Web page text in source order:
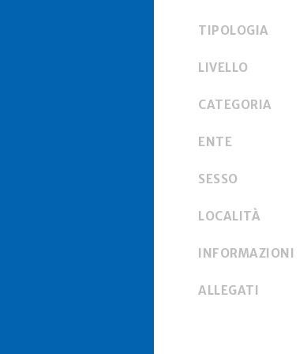
TIPOLOGIA
LIVELLO
CATEGORIA
ENTE
SESSO
LOCALITÀ
INFORMAZIONI
ALLEGATI